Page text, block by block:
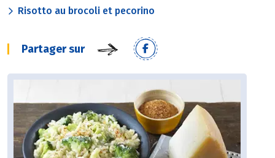
Risotto au brocoli et pecorino
Partager sur